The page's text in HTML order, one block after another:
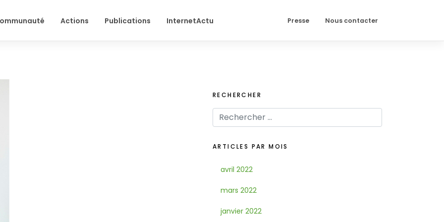
Actions Publications InternetActu Presse Nous contacter
RECHERCHER
ARTICLES PAR MOIS
avril 2022
mars 2022
janvier 2022